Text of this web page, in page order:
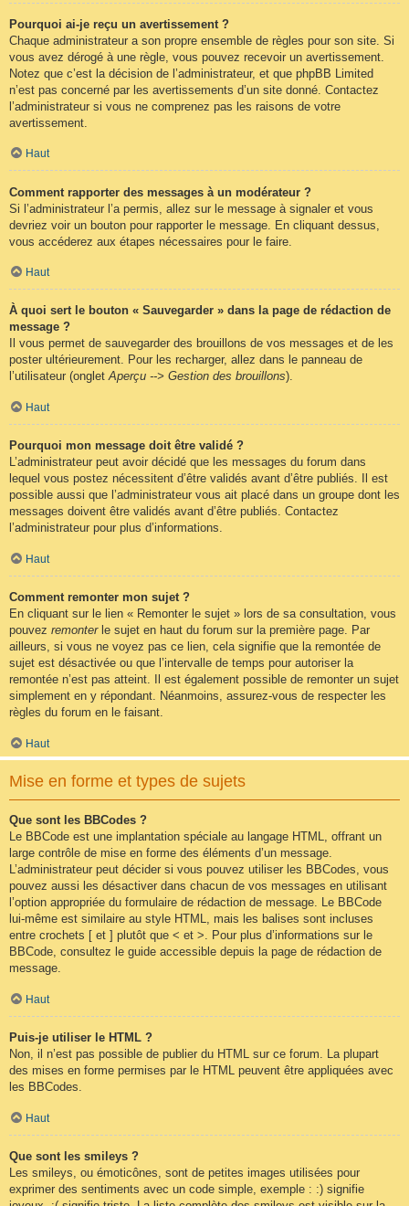
Pourquoi ai-je reçu un avertissement ?
Chaque administrateur a son propre ensemble de règles pour son site. Si
vous avez dérogé à une règle, vous pouvez recevoir un avertissement.
Notez que c’est la décision de l’administrateur, et que phpBB Limited
n’est pas concerné par les avertissements d’un site donné. Contactez
l’administrateur si vous ne comprenez pas les raisons de votre
avertissement.
Haut
Comment rapporter des messages à un modérateur ?
Si l’administrateur l’a permis, allez sur le message à signaler et vous
devriez voir un bouton pour rapporter le message. En cliquant dessus,
vous accéderez aux étapes nécessaires pour le faire.
Haut
À quoi sert le bouton « Sauvegarder » dans la page de rédaction de
message ?
Il vous permet de sauvegarder des brouillons de vos messages et de les
poster ultérieurement. Pour les recharger, allez dans le panneau de
l’utilisateur (ongletAperçu --> Gestion des brouillons).
Haut
Pourquoi mon message doit être validé ?
L’administrateur peut avoir décidé que les messages du forum dans
lequel vous postez nécessitent d’être validés avant d’être publiés. Il est
possible aussi que l’administrateur vous ait placé dans un groupe dont les
messages doivent être validés avant d’être publiés. Contactez
l’administrateur pour plus d’informations.
Haut
Comment remonter mon sujet ?
En cliquant sur le lien « Remonter le sujet » lors de sa consultation, vous
pouvez remonterle sujet en haut du forum sur la première page. Par
ailleurs, si vous ne voyez pas ce lien, cela signifie que la remontée de
sujet est désactivée ou que l’intervalle de temps pour autoriser la
remontée n’est pas atteint. Il est également possible de remonter un sujet
simplement en y répondant. Néanmoins, assurez-vous de respecter les
règles du forum en le faisant.
Haut
Mise en forme et types de sujets
Que sont les BBCodes ?
Le BBCode est une implantation spéciale au langage HTML, offrant un
large contrôle de mise en forme des éléments d’un message.
L’administrateur peut décider si vous pouvez utiliser les BBCodes, vous
pouvez aussi les désactiver dans chacun de vos messages en utilisant
l’option appropriée du formulaire de rédaction de message. Le BBCode
lui-même est similaire au style HTML, mais les balises sont incluses
entre crochets [ et ] plutôt que < et >. Pour plus d’informations sur le
BBCode, consultez le guide accessible depuis la page de rédaction de
message.
Haut
Puis-je utiliser le HTML ?
Non, il n’est pas possible de publier du HTML sur ce forum. La plupart
des mises en forme permises par le HTML peuvent être appliquées avec
les BBCodes.
Haut
Que sont les smileys ?
Les smileys, ou émoticônes, sont de petites images utilisées pour
exprimer des sentiments avec un code simple, exemple : :) signifie